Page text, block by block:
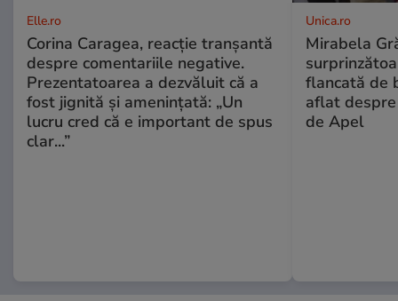
Elle.ro
Corina Caragea, reacție tranșantă
despre comentariile negative.
Prezentatoarea a dezvăluit că a
fost jignită și amenințată: „Un
lucru cred că e important de spus
clar...”
Unica.ro
Mirabela
flancată de
aflat
de Apel